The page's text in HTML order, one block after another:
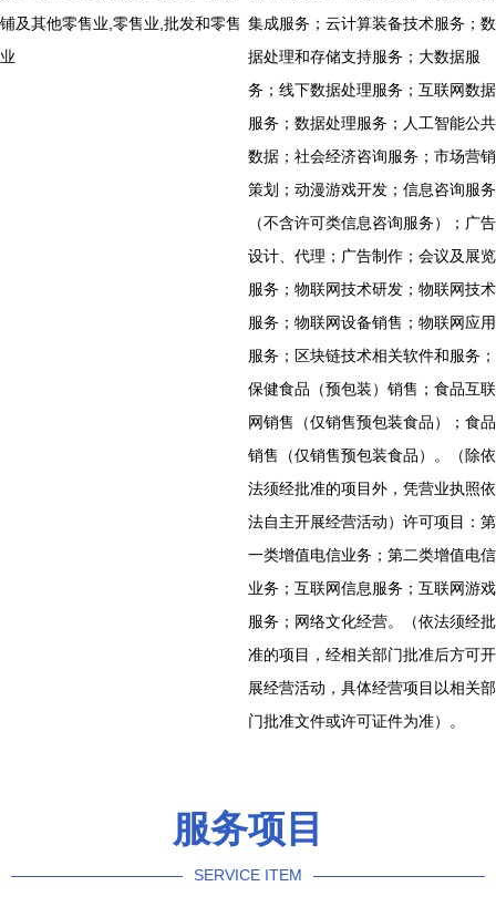
铺及其他零售业,零售业,批发和零售
业
集成服务；云计算装备技术服务；数
据处理和存储支持服务；大数据服
务；线下数据处理服务；互联网数据
服务；数据处理服务；人工智能公共
数据；社会经济咨询服务；市场营销
策划；动漫游戏开发；信息咨询服务
（不含许可类信息咨询服务）；广告
设计、代理；广告制作；会议及展览
服务；物联网技术研发；物联网技术
服务；物联网设备销售；物联网应用
服务；区块链技术相关软件和服务；
保健食品（预包装）销售；食品互联
网销售（仅销售预包装食品）；食品
销售（仅销售预包装食品）。（除依
法须经批准的项目外，凭营业执照依
法自主开展经营活动）许可项目：第
一类增值电信业务；第二类增值电信
业务；互联网信息服务；互联网游戏
服务；网络文化经营。（依法须经批
准的项目，经相关部门批准后方可开
展经营活动，具体经营项目以相关部
门批准文件或许可证件为准）。
服务项目
SERVICE ITEM